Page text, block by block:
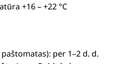
+16 – +22 °C
per 1–2 d. d.